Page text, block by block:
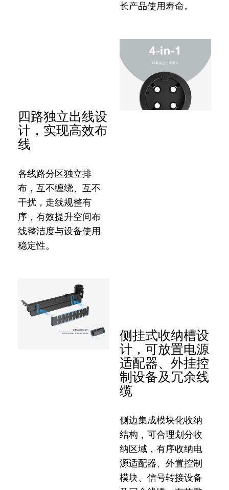
长产品使用寿命。
四路独立出线设
计，实现高效布
线
各线路分区独立排
布，互不缠绕、互不
干扰，走线规整有
序，有效提升空间布
线整洁度与设备使用
稳定性。
侧挂式收纳槽设
计，可放置电源
适配器、外挂控
制设备及冗余线
缆
侧边集成模块化收纳
结构，可合理划分收
纳区域，有序收纳电
源适配器、外置控制
模块、信号转接设备